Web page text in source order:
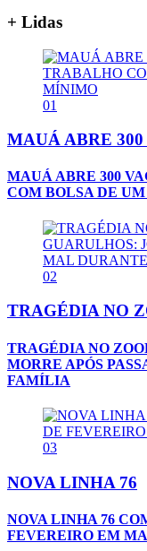
+ Lidas
01
MAUÁ ABRE
MAUÁ ABRE 300
COM BOLSA DE
02
TRAGÉDIA NO
TRAGÉDIA NO
MORRE APÓS
FAMÍLIA
03
NOVA LINHA 76
NOVA LINHA 76
FEVEREIRO EM